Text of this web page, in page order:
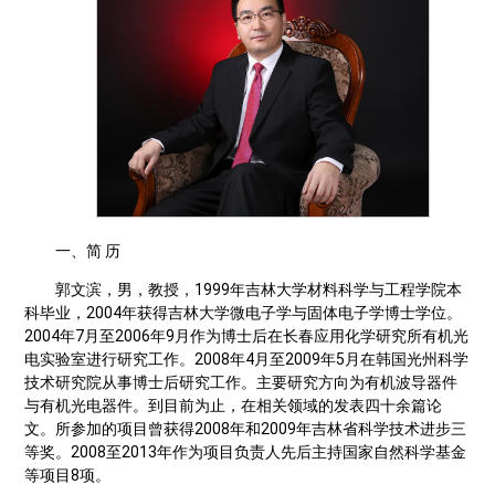
一、简 历
郭文滨，男，教授，1999年吉林大学材料科学与工程学院本
科毕业，2004年获得吉林大学微电子学与固体电子学博士学位。
2004年7月至2006年9月作为博士后在长春应用化学研究所有机光
电实验室进行研究工作。2008年4月至2009年5月在韩国光州科学
技术研究院从事博士后研究工作。主要研究方向为有机波导器件
与有机光电器件。到目前为止，在相关领域的发表四十余篇论
文。所参加的项目曾获得2008年和2009年吉林省科学技术进步三
等奖。2008至2013年作为项目负责人先后主持国家自然科学基金
等项目8项。